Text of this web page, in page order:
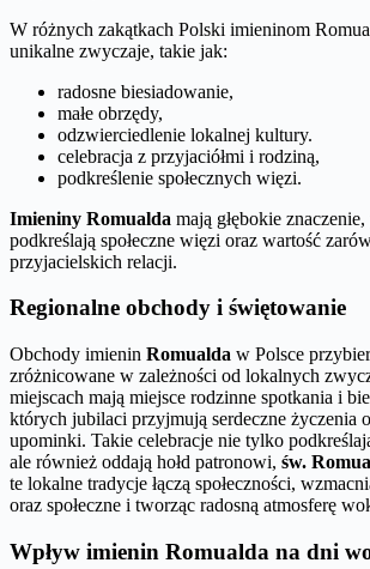
W różnych zakątkach Polski imieninom
unikalne zwyczaje, takie jak:
radosne biesiadowanie,
małe obrzędy,
odzwierciedlenie lokalnej kultury.
celebracja z przyjaciółmi i rodziną,
podkreślenie społecznych więzi.
Imieniny Romualda mają głębokie
podkreślają społeczne więzi oraz wartość
przyjacielskich relacji.
Regionalne obchody i świętowanie
Obchody imienin Romualda w Polsce
zróżnicowane w zależności od lokalnych
miejscach mają miejsce rodzinne spotkania i
których jubilaci przyjmują serdeczne życzenia
upominki. Takie celebracje nie tylko
ale również oddają hołd patronowi, św.
te lokalne tradycje łączą społeczności,
oraz społeczne i tworząc radosną atmosferę
Wpływ imienin Romualda na dni